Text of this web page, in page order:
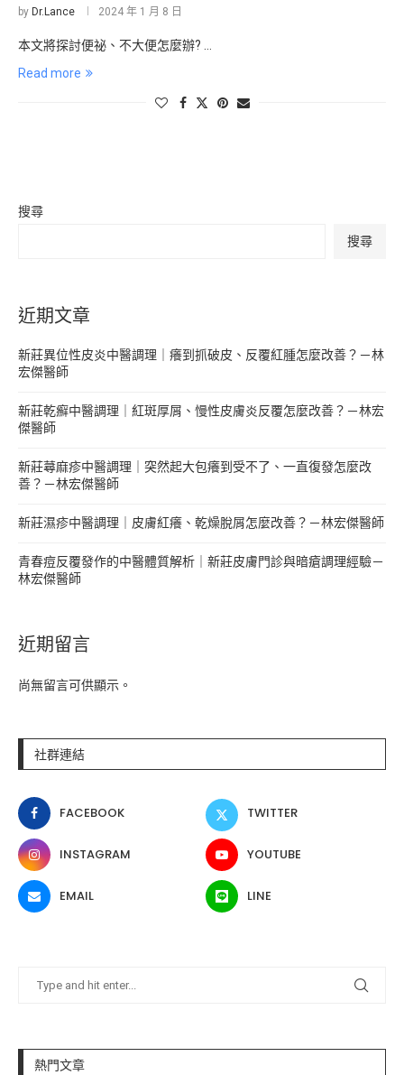
by Dr.Lance 2024 年 1 月 8 日
本文將探討便祕、不大便怎麼辦? …
Read more
搜尋
搜尋
近期文章
新莊異位性皮炎中醫調理｜癢到抓破皮、反覆紅腫怎麼改善？－林
宏傑醫師
新莊乾癬中醫調理｜紅斑厚屑、慢性皮膚炎反覆怎麼改善？－林宏
傑醫師
新莊蕁麻疹中醫調理｜突然起大包癢到受不了、一直復發怎麼改
善？－林宏傑醫師
新莊濕疹中醫調理｜皮膚紅癢、乾燥脫屑怎麼改善？－林宏傑醫師
青春痘反覆發作的中醫體質解析｜新莊皮膚門診與暗瘡調理經驗－
林宏傑醫師
近期留言
尚無留言可供顯示。
社群連結
FACEBOOK TWITTER
INSTAGRAM YOUTUBE
EMAIL LINE
熱門文章